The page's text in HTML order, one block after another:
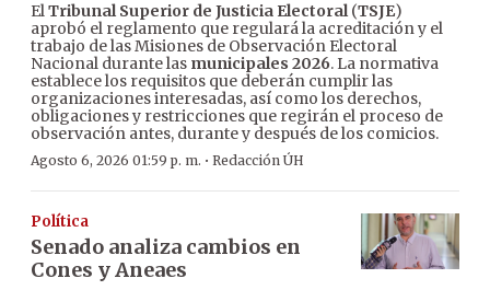
ElTribunal Superior de Justicia Electoral(TSJE)
aprobó el reglamento que regulará la acreditación y el
trabajo de las Misiones de Observación Electoral
Nacional durante las municipales 2026. La normativa
establece los requisitos que deberán cumplir las
organizaciones interesadas, así como los derechos,
obligaciones y restricciones que regirán el proceso de
observación antes, durante y después de los comicios.
Agosto 6, 2026 01:59 p. m. · Redacción ÚH
Política
Senado analiza cambios en
Cones y Aneaes